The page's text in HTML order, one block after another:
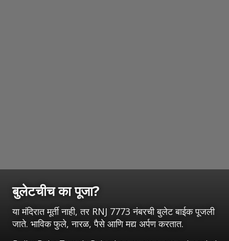
बुलेटचीच का पूजा?
या मंदिरात मूर्ती नाही, तर RNJ 7773 नंबरची बुलेट बाईक पूजली
जाते. भाविक फुले, नारळ, पैसे आणि मद्य अर्पण करतात.